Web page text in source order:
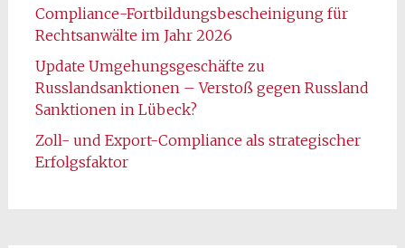
Compliance-Fortbildungsbescheinigung für
Rechtsanwälte im Jahr 2026
Update Umgehungsgeschäfte zu
Russlandsanktionen – Verstoß gegen Russland
Sanktionen in Lübeck?
Zoll- und Export-Compliance als strategischer
Erfolgsfaktor